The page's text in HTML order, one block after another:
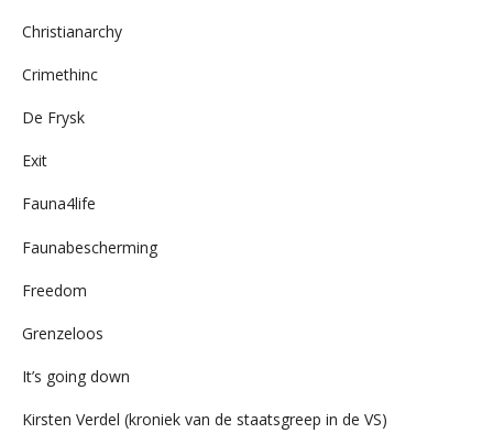
Christianarchy
Crimethinc
De Frysk
Exit
Fauna4life
Faunabescherming
Freedom
Grenzeloos
It’s going down
Kirsten Verdel (kroniek van de staatsgreep in de VS)